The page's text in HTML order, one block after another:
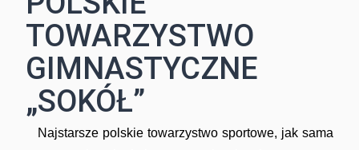
TOWARZYSTWO
GIMNASTYCZNE
„SOKÓŁ”
Najstarsze polskie towarzystwo sportowe, jak sama